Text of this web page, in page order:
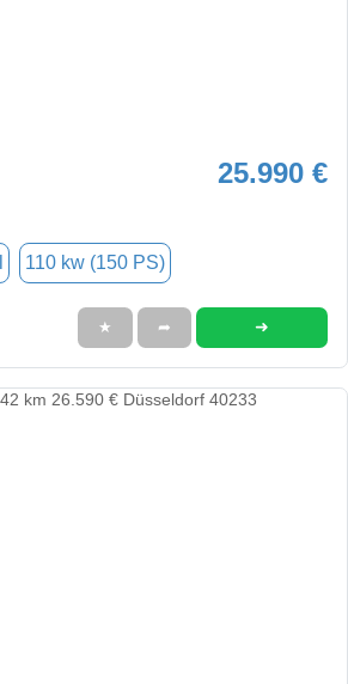
25.990 €
110 kw (150 PS)
★ ➦ ➜